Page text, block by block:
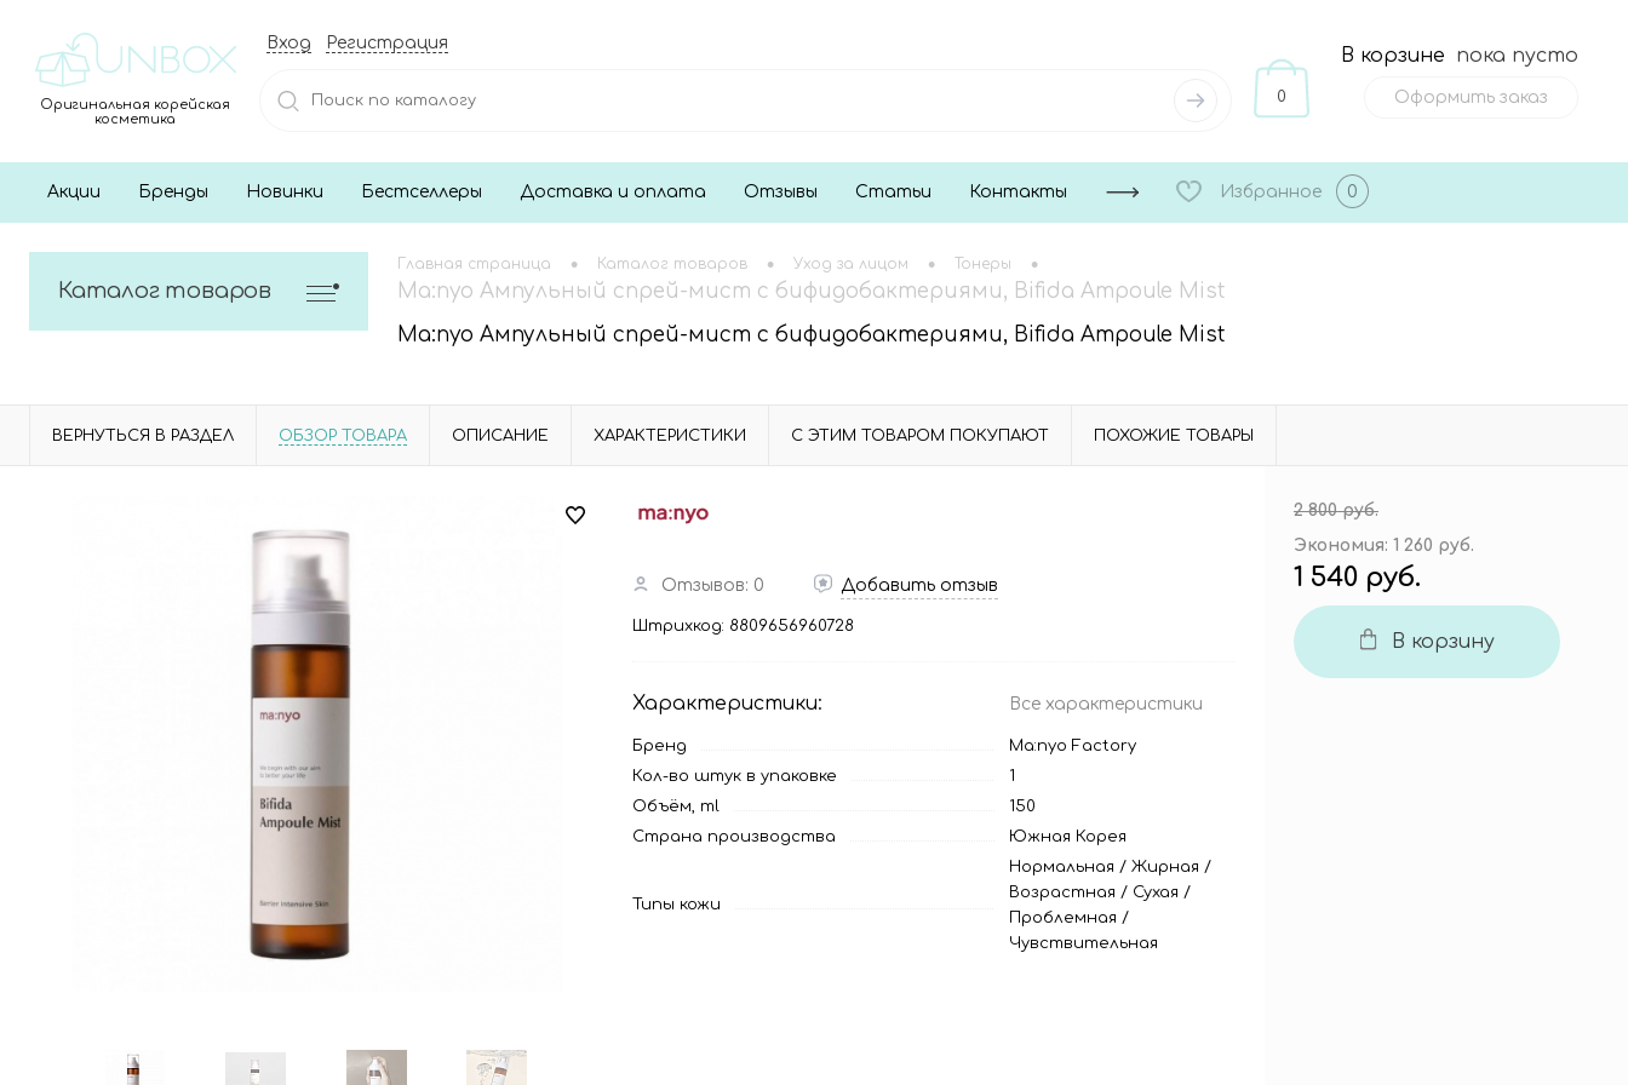
Оригинальная корейская
косметика
Вход Регистрация
0
В корзине пока пусто
Оформить заказ
Акции Бренды Новинки Бестселлеры Доставка и оплата Отзывы Статьи Контакты Избранное 0
Каталог товаров
Главная страница • Каталог товаров • Уход за лицом • Тонеры •
Ma:nyo Ампульный спрей-мист с бифидобактериями, Bifida Ampoule Mist
Ma:nyo Ампульный спрей-мист с бифидобактериями, Bifida Ampoule Mist
ВЕРНУТЬСЯ В РАЗДЕЛ ОБЗОР ТОВАРА ОПИСАНИЕ ХАРАКТЕРИСТИКИ С ЭТИМ ТОВАРОМ ПОКУПАЮТ ПОХОЖИЕ ТОВАРЫ
Отзывов: 0 Добавить отзыв
Штрихкод: 8809656960728
Характеристики: Все характеристики
Бренд
Ma:nyo Factory
Кол-во штук в упаковке
1
Объём, ml
150
Страна производства
Южная Корея
Типы кожи
Нормальная / Жирная /
Возрастная / Сухая /
Проблемная /
Чувствительная
2 800 руб.
Экономия: 1 260 руб.
1 540 руб.
В корзину